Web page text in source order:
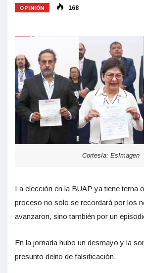
OPINIÓN 168
Cortesía: EsImagen
La elección en la BUAP ya tiene terna
proceso no solo se recordará por los
avanzaron, sino también por un
En la jornada hubo un desmayo y la
presunto delito de falsificación.